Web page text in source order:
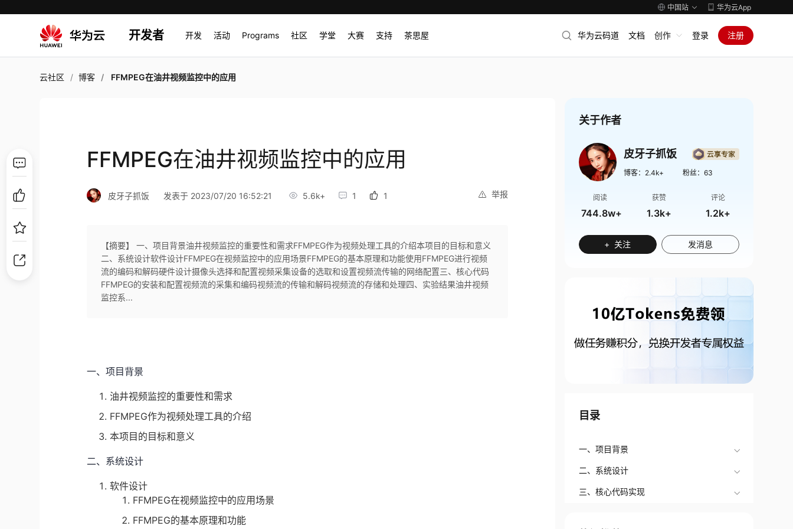
中国站 华为云App
开发者 开发 活动 Programs 社区 学堂 大赛 支持 茶思屋 华为云码道 文档 创作 登录 注册
云社区 博客 FFMPEG在油井视频监控中的应用
FFMPEG在油井视频监控中的应用
举报
皮牙子抓饭 发表于 2023/07/20 16:52:21 5.6k+ 1 1
【摘要】 一、项目背景油井视频监控的重要性和需求FFMPEG作为视频处理工具的介绍本项目的目标和意义
二、系统设计软件设计FFMPEG在视频监控中的应用场景FFMPEG的基本原理和功能使用FFMPEG进行视频
流的编码和解码硬件设计摄像头选择和配置视频采集设备的选取和设置视频流传输的网络配置三、核心代码
FFMPEG的安装和配置视频流的采集和编码视频流的传输和解码视频流的存储和处理四、实验结果油井视频
监控系...
一、项目背景
油井视频监控的重要性和需求
FFMPEG作为视频处理工具的介绍
本项目的目标和意义
二、系统设计
软件设计
FFMPEG在视频监控中的应用场景
FFMPEG的基本原理和功能
关于作者
皮牙子抓饭
博客： 2.4k+ 粉丝： 63
阅读
744.8w+
获赞
1.3k+
评论
1.2k+
+ 关注 发消息
目录
一、项目背景
二、系统设计
三、核心代码实现